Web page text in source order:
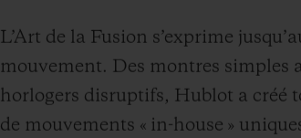
L’Art de la Fusion s’exprime
mouvement. Des montres simples
horlogers disruptifs, Hublot a créé
de mouvements « in-house »